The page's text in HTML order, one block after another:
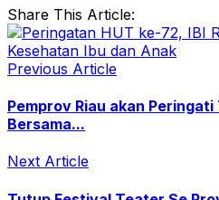
Share This Article:
Previous Article
Pemprov Riau akan
Bersama...
Next Article